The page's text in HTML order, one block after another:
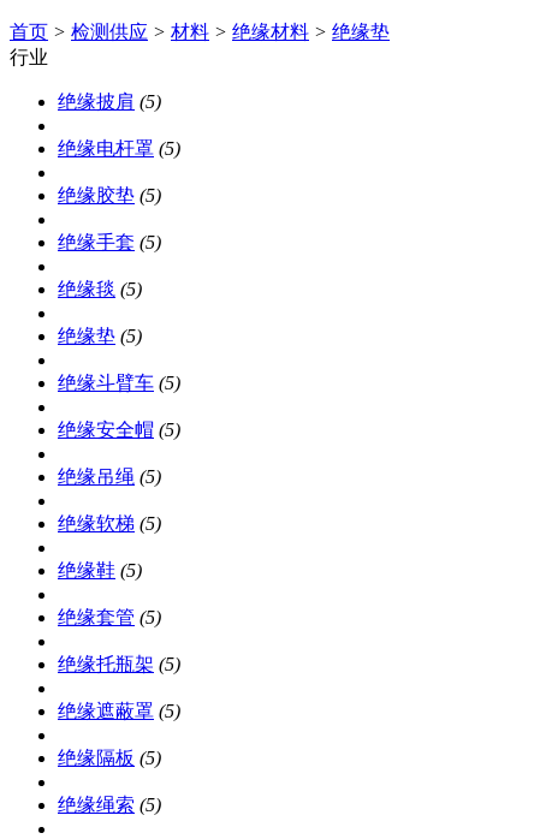
首页 > 检测供应 > 材料 > 绝缘材料 > 绝缘垫
行业
绝缘披肩 (5)
绝缘电杆罩 (5)
绝缘胶垫 (5)
绝缘手套 (5)
绝缘毯 (5)
绝缘垫 (5)
绝缘斗臂车 (5)
绝缘安全帽 (5)
绝缘吊绳 (5)
绝缘软梯 (5)
绝缘鞋 (5)
绝缘套管 (5)
绝缘托瓶架 (5)
绝缘遮蔽罩 (5)
绝缘隔板 (5)
绝缘绳索 (5)